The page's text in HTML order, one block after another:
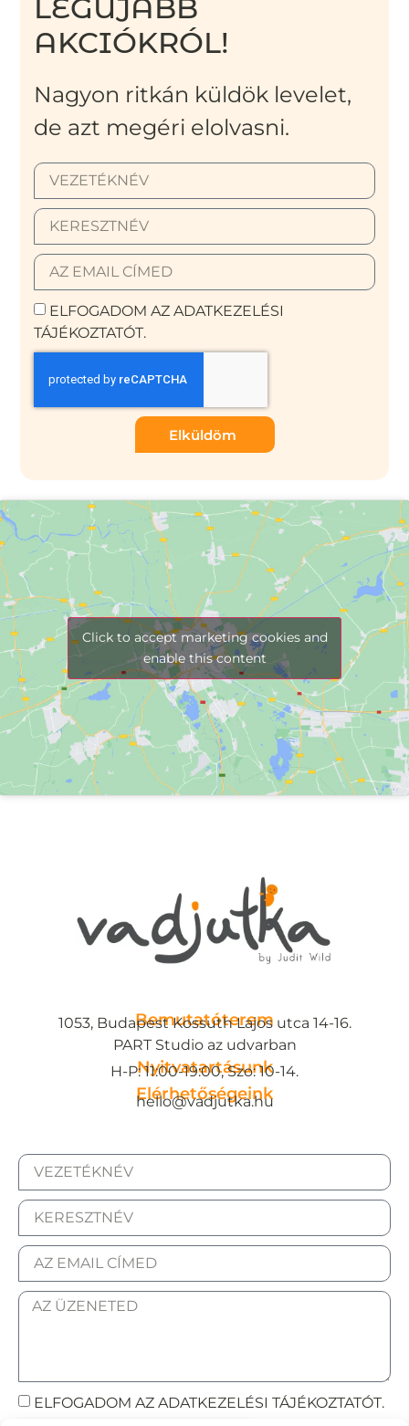
LEGÚJABB
AKCIÓKRÓL!
Nagyon ritkán küldök levelet,
de azt megéri elolvasni.
ELFOGADOM AZ ADATKEZELÉSI
TÁJÉKOZTATÓT.
Elküldöm
Click to accept marketing cookies and
enable this content
Bemutatóterem
1053, Budapest Kossuth Lajos utca 14-16.
PART Studio az udvarban
Nyitvatartásunk
H-P: 11:00-19:00, Szo: 10-14.
Elérhetőségeink
hello@vadjutka.hu
ELFOGADOM AZ ADATKEZELÉSI TÁJÉKOZTATÓT.